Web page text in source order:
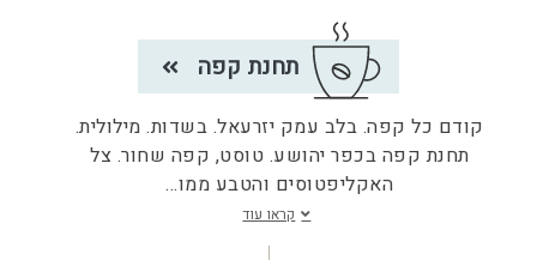
תחנת קפה
קודם כל קפה. בלב עמק יזרעאל. בשדות. מילולית.
תחנת קפה בכפר יהושע. טוסט, קפה שחור. צל
האקליפטוסים והטבע ממו...
קראו עוד